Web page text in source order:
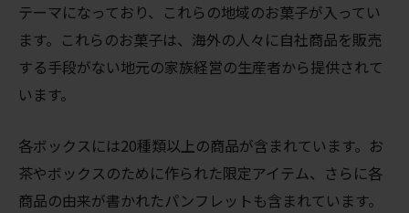
テーマになっており、これらの地域のお菓子が入ってい
ます。これらのお菓子は、海外の人々に自社商品を販売
する手段がない地元の家族経営の生産者から提供されて
います。
各ボックスには20種類以上の商品が含まれています。お
茶やボックスのために作られた限定アイテム、さらに各
商品の由来が書かれたパンフレットも含まれています。